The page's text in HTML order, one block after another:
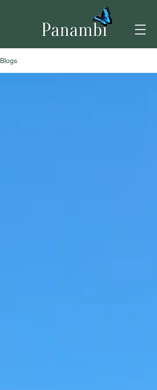
Blogs